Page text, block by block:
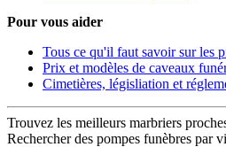
Pour vous aider
Tous ce qu'il faut savoir sur les
Prix et modèles de caveaux
Cimetières, législiation et
Trouvez les meilleurs marbriers
Rechercher des pompes funèbres par